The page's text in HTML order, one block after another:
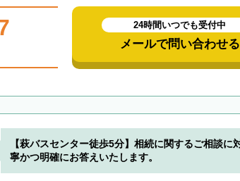
24時間いつでも受付中
メールで問い合わせる
【萩バスセンター徒歩5分】相続に関するご相談に
寧かつ明確にお答えいたします。